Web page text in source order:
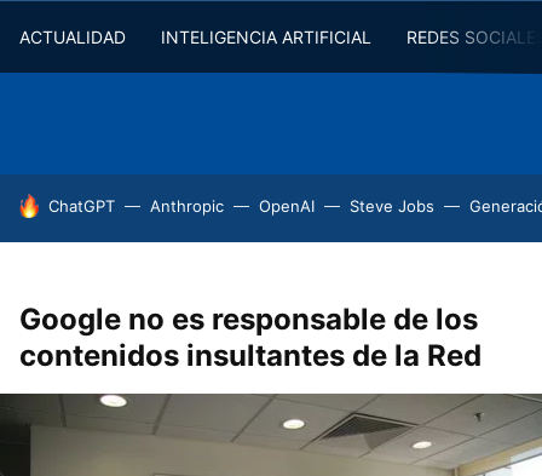
ACTUALIDAD INTELIGENCIA ARTIFICIAL REDES
HOY SE HABLA DE
ChatGPT Anthropic OpenAI Steve Jobs
Google no es responsable de los
contenidos insultantes de la Red